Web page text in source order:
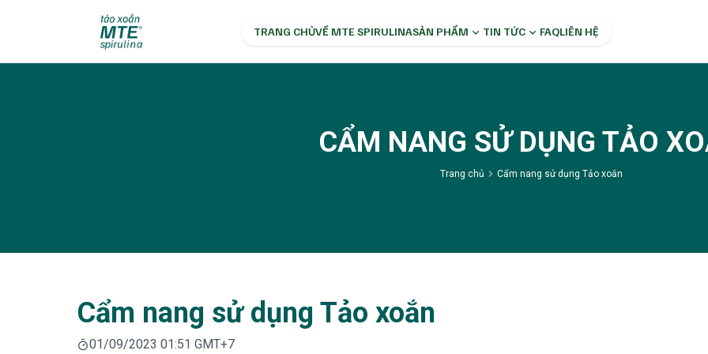
TRANG CHỦVỀ MTE SPIRULINASẢN PHẨM TIN TỨC FAQLIÊN HỆ
CẨM NANG SỬ DỤNG TẢO
Trang chủ Cẩm nang sử dụng Tảo xoắn
Cẩm nang sử dụng Tảo xoắn
01/09/2023 01:51 GMT+7